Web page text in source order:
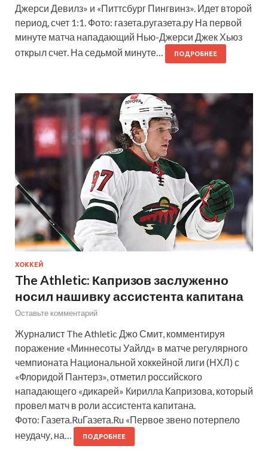
Джерси Девилз» и «Питтсбург Пингвинз». Идет второй
период, счет 1:1. Фото: газета.ругазета.ру На первой
минуте матча нападающий Нью-Джерси Джек Хьюз
открыл счет. На седьмой минуте…
ПОДРОБНЕЕ
ХОККЕЙ
The Athletic: Капризов заслуженно
носил нашивку ассистента капитана
Оставьте комментарий
Журналист The Athletic Джо Смит, комментируя
поражение «Миннесоты Уайлд» в матче регулярного
чемпионата Национальной хоккейной лиги (НХЛ) с
«Флоридой Пантерз», отметил российского
нападающего «дикарей» Кирилла Капризова, который
провел матч в роли ассистента капитана.
Фото: Газета.RuГазета.Ru «Первое звено потерпело
неудачу, на…
ПОДРОБНЕЕ